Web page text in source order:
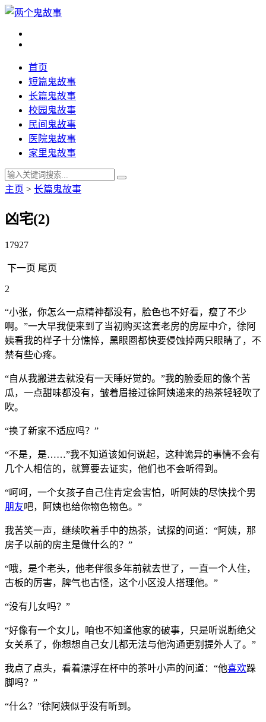
首页
短篇鬼故事
长篇鬼故事
校园鬼故事
民间鬼故事
医院鬼故事
家里鬼故事
主页 > 长篇鬼故事
凶宅(2)
17927
下一页 尾页
2
“小张，你怎么一点精神都没有，脸色也不好看，瘦了不少
啊。”一大早我便来到了当初购买这套老房的房屋中介，徐阿
姨看我的样子十分憔悴，黑眼圈都快要侵蚀掉两只眼睛了，不
禁有些心疼。
“自从我搬进去就没有一天睡好觉的。”我的脸委屈的像个苦
瓜，一点甜味都没有，皱着眉接过徐阿姨递来的热茶轻轻吹了
吹。
“换了新家不适应吗？”
“不是，是……”我不知道该如何说起，这种诡异的事情不会有
几个人相信的，就算要去证实，他们也不会听得到。
“呵呵，一个女孩子自己住肯定会害怕，听阿姨的尽快找个男
朋友吧，阿姨也给你物色物色。”
我苦笑一声，继续吹着手中的热茶，试探的问道：“阿姨，那
房子以前的房主是做什么的？”
“哦，是个老头，他老伴很多年前就去世了，一直一个人住，
古板的厉害，脾气也古怪，这个小区没人搭理他。”
“没有儿女吗？”
“好像有一个女儿，咱也不知道他家的破事，只是听说断绝父
女关系了，你想想自己女儿都无法与他沟通更别提外人了。”
我点了点头，看着漂浮在杯中的茶叶小声的问道：“他喜欢跺
脚吗？”
“什么？”徐阿姨似乎没有听到。